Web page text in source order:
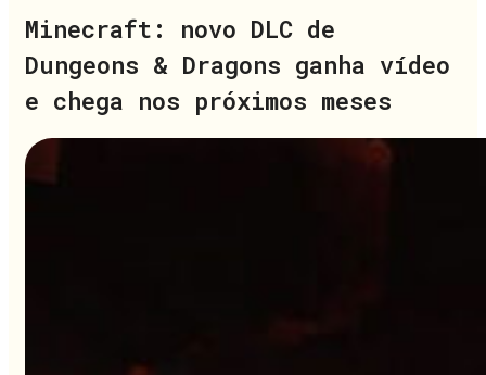
Minecraft: novo DLC de
Dungeons & Dragons ganha vídeo
e chega nos próximos meses